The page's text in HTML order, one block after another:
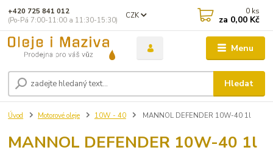
Menu
CZK
Hledat
+420 725 841 012
(Po-Pá 7:00-11:00 a 11:30-15:30)
0 ks
za 0,00 Kč
Úvod Motorové oleje 10W - 40 MANNOL DEFENDER 10W-40 1l
MANNOL DEFENDER 10W-40 1l